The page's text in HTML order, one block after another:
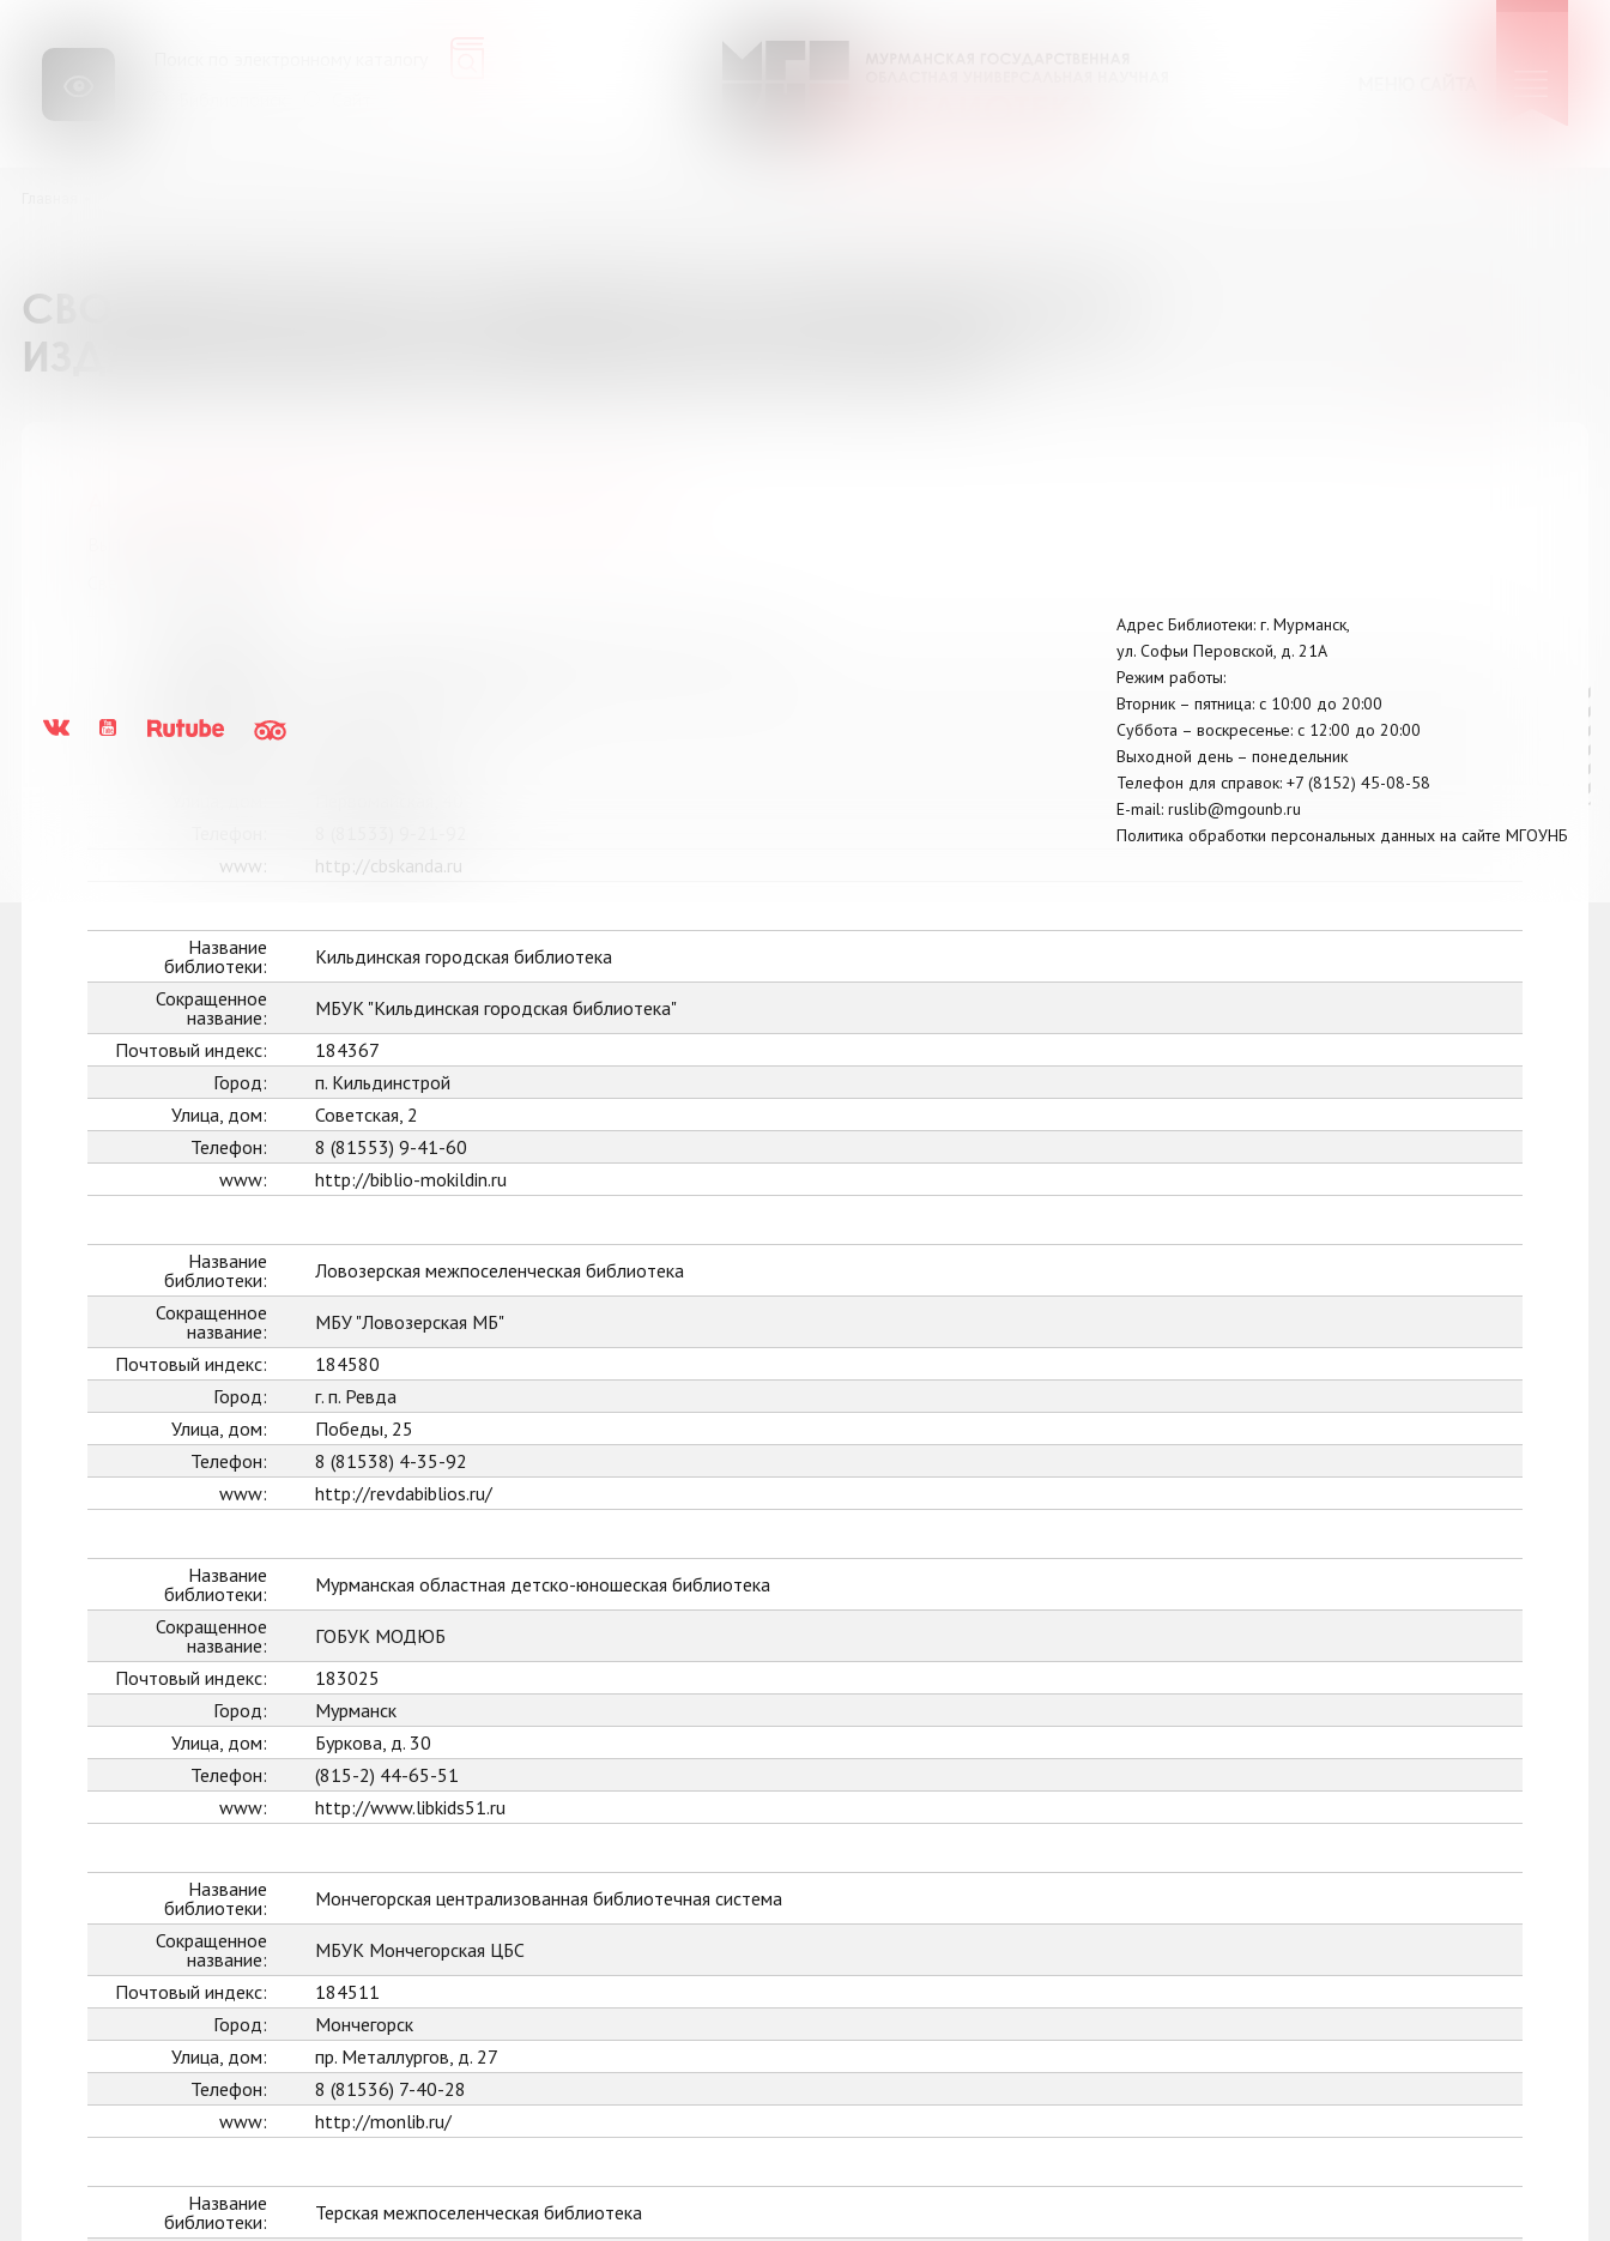
Адрес Библиотеки: г. Мурманск,
ул. Софьи Перовской, д. 21А
Режим работы:
Вторник – пятница: с 10:00 до 20:00
Суббота – воскресенье: c 12:00 до 20:00
Выходной день – понедельник
Телефон для справок: +7 (8152) 45-08-58
E-mail: ruslib@mgounb.ru
Политика обработки персональных данных на сайте МГОУНБ
СВОДНЫЙ КАТАЛОГ ПОДПИСКИ НА ПЕРИОДИЧЕСКИЕ
ИЗДАНИЯ БИБЛИОТЕК МУРМАНСКОЙ ОБЛАСТИ
Почтовый индекс:
www:
http://cbskanda.ru
Название
библиотеки:
Кильдинская городская библиотека
Сокращенное
название:
МБУК "Кильдинская городская библиотека"
Почтовый индекс:
184367
Город:
п. Кильдинстрой
Улица, дом:
Советская, 2
Телефон:
8 (81553) 9-41-60
www:
http://biblio-mokildin.ru
Название
библиотеки:
Ловозерская межпоселенческая библиотека
Сокращенное
название:
МБУ "Ловозерская МБ"
Почтовый индекс:
184580
Город:
г. п. Ревда
Улица, дом:
Победы, 25
Телефон:
8 (81538) 4-35-92
www:
http://revdabiblios.ru/
Название
библиотеки:
Мурманская областная детско-юношеская библиотека
Сокращенное
название:
ГОБУК МОДЮБ
Почтовый индекс:
183025
Город:
Мурманск
Улица, дом:
Буркова, д. 30
Телефон:
(815-2) 44-65-51
www:
http://www.libkids51.ru
Название
библиотеки:
Мончегорская централизованная библиотечная система
Сокращенное
название:
МБУК Мончегорская ЦБС
Почтовый индекс:
184511
Город:
Мончегорск
Улица, дом:
пр. Металлургов, д. 27
Телефон:
8 (81536) 7-40-28
www:
http://monlib.ru/
Название
библиотеки:
Терская межпоселенческая библиотека